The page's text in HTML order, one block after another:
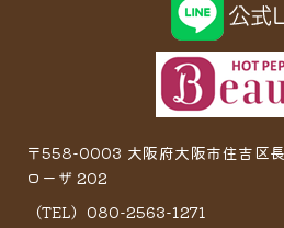
〒558-0003 大阪府大阪市住吉区
ローザ 202
（TEL）080-2563-1271